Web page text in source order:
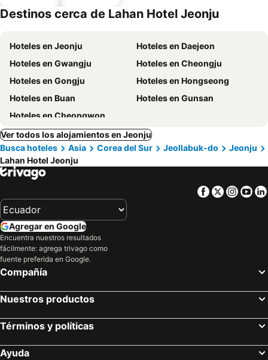
miento
Destinos cerca de Lahan Hotel Jeonju
Hoteles en Jeonju
Hoteles en Daejeon
Hoteles en Gwangju
Hoteles en Cheongju
Hoteles en Gongju
Hoteles en Hongseong
Hoteles en Buan
Hoteles en Gunsan
Hoteles en Cheongwon
Ver todos los alojamientos en Jeonju
Busca hoteles
Asia Corea del Sur Jeollabuk-do
Jeonju
Lahan Hotel Jeonju
Facebook
Twitter
Agregar en Google
Encuentra nuestros resultados
fácilmente: agrega trivago como
fuente preferida en Google.
Compañía
Nuestros productos
Términos y políticas
Ayuda